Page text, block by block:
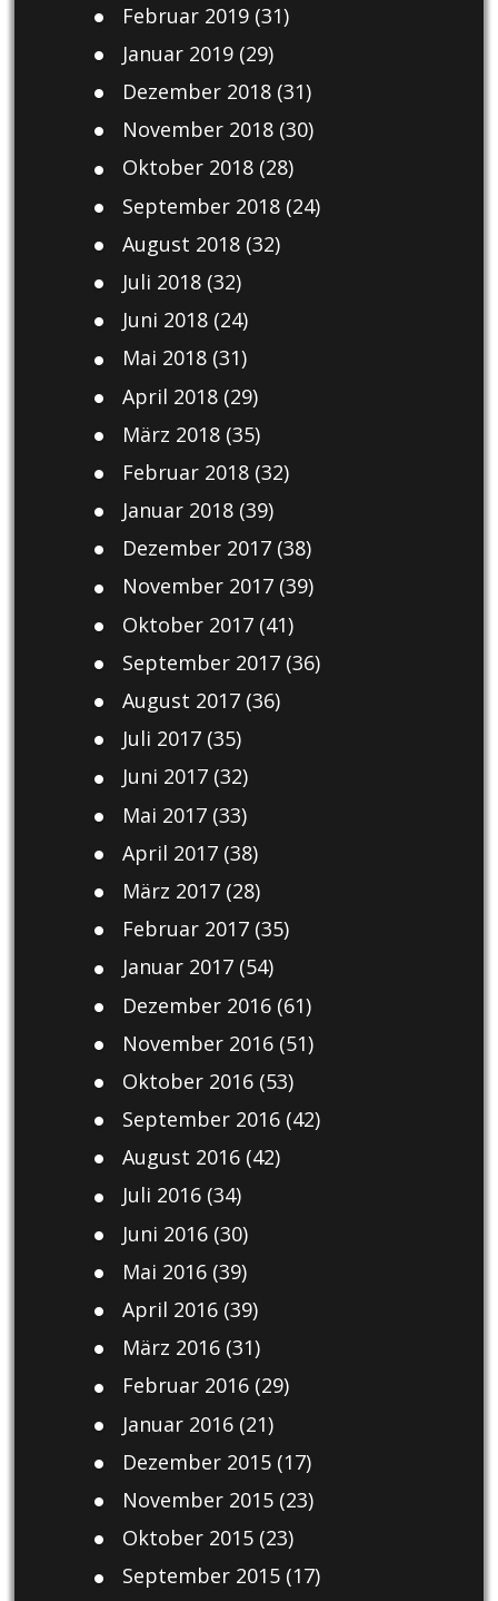
Februar 2019(31)
Januar 2019(29)
Dezember 2018(31)
November 2018(30)
Oktober 2018(28)
September 2018(24)
August 2018(32)
Juli 2018(32)
Juni 2018(24)
Mai 2018(31)
April 2018(29)
März 2018(35)
Februar 2018(32)
Januar 2018(39)
Dezember 2017(38)
November 2017(39)
Oktober 2017(41)
September 2017(36)
August 2017(36)
Juli 2017(35)
Juni 2017(32)
Mai 2017(33)
April 2017(38)
März 2017(28)
Februar 2017(35)
Januar 2017(54)
Dezember 2016(61)
November 2016(51)
Oktober 2016(53)
September 2016(42)
August 2016(42)
Juli 2016(34)
Juni 2016(30)
Mai 2016(39)
April 2016(39)
März 2016(31)
Februar 2016(29)
Januar 2016(21)
Dezember 2015(17)
November 2015(23)
Oktober 2015(23)
September 2015(17)